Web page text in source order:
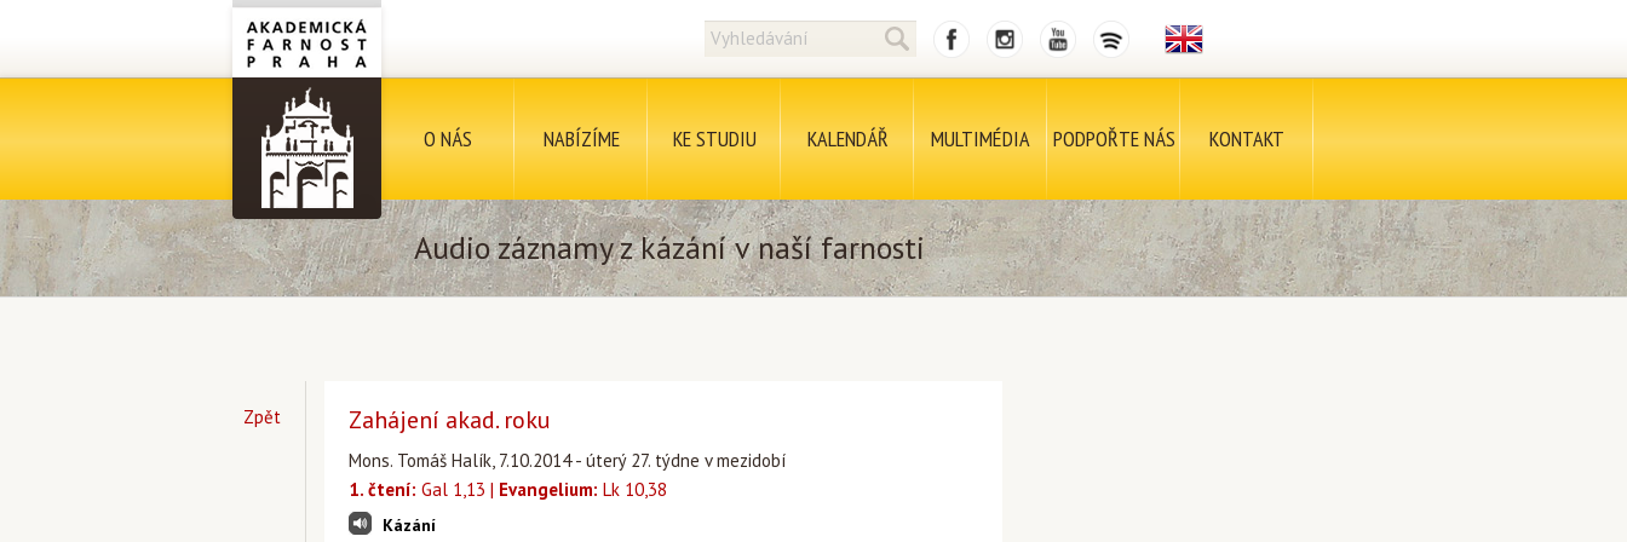
O NÁS NABÍZÍME KE STUDIU KALENDÁŘ MULTIMÉDIA PODPOŘTE NÁS KONTAKT
Audio záznamy z kázání v naší farnosti
Zpět Zahájení akad. roku
Mons. Tomáš Halík, 7.10.2014 - úterý 27. týdne v mezidobí
1. čtení: Gal 1,13 | Evangelium: Lk 10,38
Kázání